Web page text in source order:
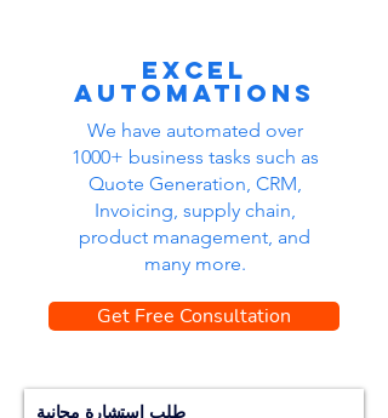
Excel
automations
We have automated over
1000+ business tasks such as
Quote Generation, CRM,
Invoicing, supply chain,
product management, and
many more.
Get Free Consultation
طلب استشارة مجانية